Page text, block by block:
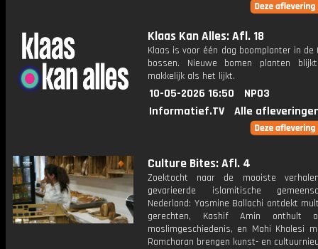
Klaas Kan Alles: Afl. 18
Klaas is voor één dag boomplanter in de
bossen. Nieuwe bomen planten
makkelijk als het lijkt.
10-05-2026 16:50
NPO3
Informatief.TV
Alle
Culture Bites: Afl. 4
Zoektocht naar de mooiste
gevarieerde islamitische
Nederland: Yasmine Ballachi ontdekt
gerechten, Kashif Amin onthult
moslimgeschiedenis, en Mahi Khalesi
Ramcharan brengen kunst- en